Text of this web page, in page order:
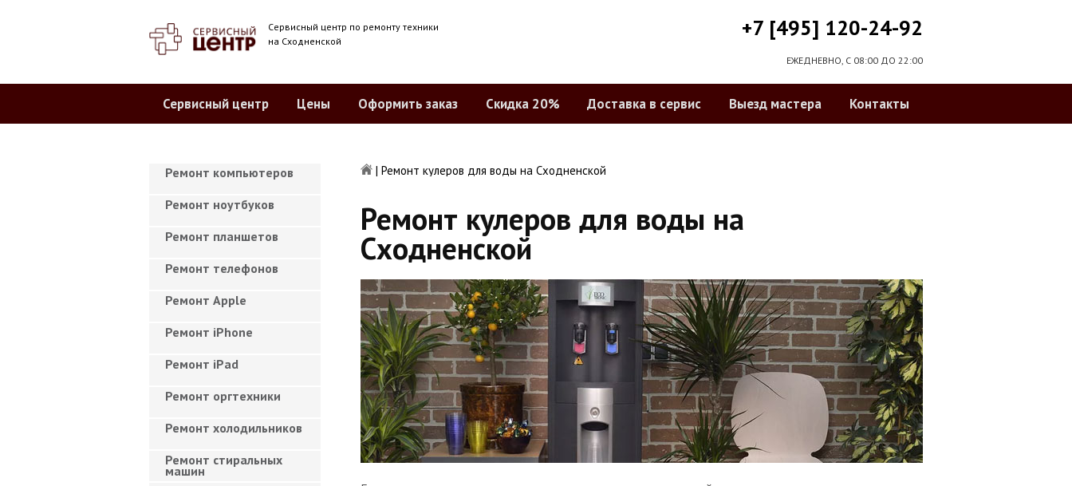
Сервисный центр по ремонту техники
на Сходненской
+7 [495] 120-24-92
ЕЖЕДНЕВНО, С 08:00 ДО 22:00
Сервисный центр Цены Оформить заказ Скидка 20% Доставка в сервис Выезд мастера Контакты
| Ремонт кулеров для воды на Сходненской
Ремонт кулеров для воды на
Сходненской
Ремонт компьютеров
Ремонт ноутбуков
Ремонт планшетов
Ремонт телефонов
Ремонт Apple
Ремонт iPhone
Ремонт iPad
Ремонт оргтехники
Ремонт холодильников
Ремонт стиральных
машин